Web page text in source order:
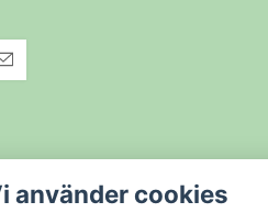
använder cookies